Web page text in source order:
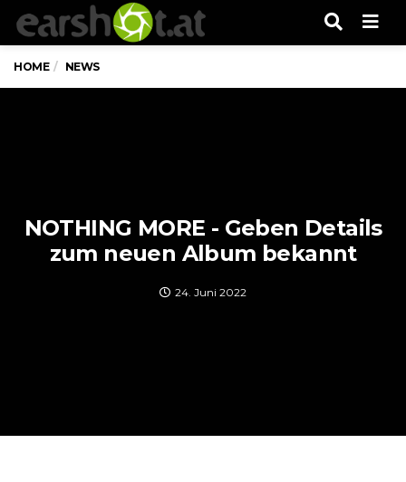
HOME NEWS
NOTHING MORE - Geben Details
zum neuen Album bekannt
24. Juni 2022